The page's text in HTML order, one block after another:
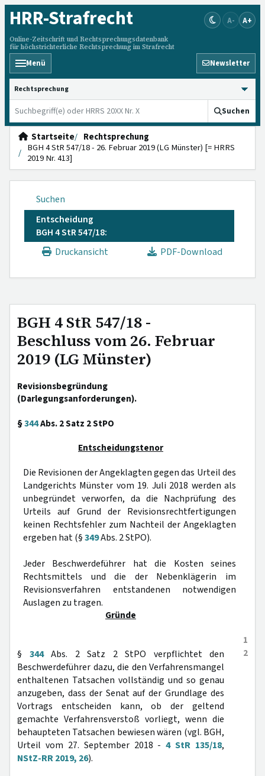
HRR-Strafrecht
Online-Zeitschrift und Rechtsprechungsdatenbank
für höchstrichterliche Rechtsprechung im Strafrecht
A- A+
Menü Newsletter
HRRS durchsuchen
Suchen
Startseite
Rechtsprechung
BGH 4 StR 547/18 - 26. Februar 2019 (LG Münster) [= HRRS
2019 Nr. 413]
Suchen
Entscheidung
BGH 4 StR 547/18:
Druckansicht
PDF-Download
BGH 4 StR 547/18 -
Beschluss vom 26. Februar
2019 (LG Münster)
Revisionsbegründung
(Darlegungsanforderungen).
§344Abs. 2 Satz 2 StPO
Entscheidungstenor
Die Revisionen der Angeklagten gegen das Urteil des
Landgerichts Münster vom 19. Juli 2018 werden als
unbegründet verworfen, da die Nachprüfung des
Urteils auf Grund der Revisionsrechtfertigungen
keinen Rechtsfehler zum Nachteil der Angeklagten
ergeben hat (§349Abs. 2 StPO).
Jeder Beschwerdeführer hat die Kosten seines
Rechtsmittels und die der Nebenklägerin im
Revisionsverfahren entstandenen notwendigen
Auslagen zu tragen.
Gründe
1
2
§ 344Abs. 2 Satz 2 StPO verpflichtet den
Beschwerdeführer dazu, die den Verfahrensmangel
enthaltenen Tatsachen vollständig und so genau
anzugeben, dass der Senat auf der Grundlage des
Vortrags entscheiden kann, ob der geltend
gemachte Verfahrensverstoß vorliegt, wenn die
behaupteten Tatsachen bewiesen wären (vgl. BGH,
Urteil vom 27. September 2018 -4 StR 135/18,
NStZ-RR 2019, 26).